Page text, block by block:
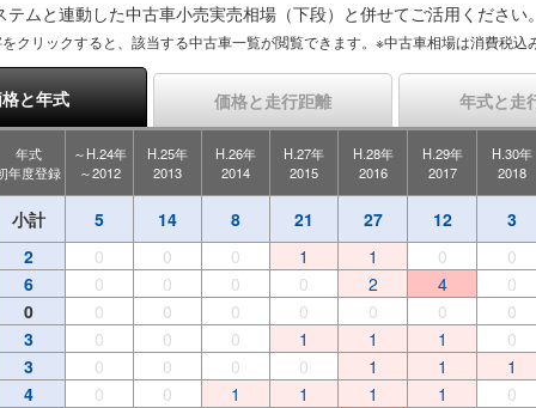
テムと連動した中古車小売実売相場（下段）と併せてご活用ください。
クリックすると、該当する中古車一覧が閲覧できます。※中古車相場は消費税込
と年式 価格と走行距離 年式と走
年式
年度登録
～H.24年
～2012
H.25年
2013
H.26年
2014
H.27年
2015
H.28年
2016
H.29年
2017
H.30年
2018
小計 5 14 8 21 27 12 3
2 0 0 0 1 1 0 0
6 0 0 0 0 2 4 0
0 0 0 0 0 0 0 0
3 0 0 0 1 1 1 0
3 0 0 0 0 1 1 1
4 0 0 1 1 1 1 0